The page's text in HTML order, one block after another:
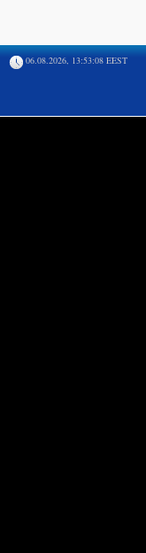
06.08.2026, 13:53:08 EEST